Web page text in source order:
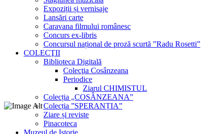
Expoziții și vernisaje
Lansări carte
Caravana filmului românesc
Concurs ex-libris
Concursul național de proză scurtă ”Radu Rosetti”
COLECŢII
Biblioteca Digitală
Colecţia Cosânzeana
Periodice
Ziarul CHIMISTUL
Colecția „COSÂNZEANA”
Colecția ”SPERANȚIA”
Ziare și reviste
Pinacoteca